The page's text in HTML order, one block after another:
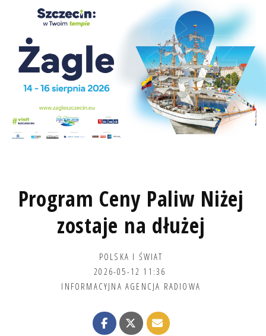
Program Ceny Paliw Niżej
zostaje na dłużej
POLSKA I ŚWIAT
2026-05-12 11:36
INFORMACYJNA AGENCJA RADIOWA